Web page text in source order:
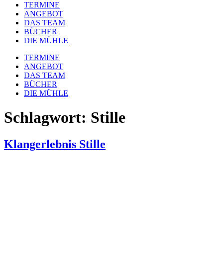
TERMINE
ANGEBOT
DAS TEAM
BÜCHER
DIE MÜHLE
TERMINE
ANGEBOT
DAS TEAM
BÜCHER
DIE MÜHLE
Schlagwort: Stille
Klangerlebnis Stille